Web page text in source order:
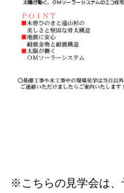
※こちらの見学会は、